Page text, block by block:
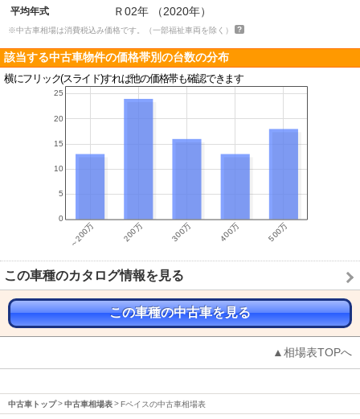
平均年式 Ｒ02年 （2020年）
※中古車相場は消費税込み価格です。（一部福祉車両を除く）
該当する中古車物件の価格帯別の台数の分布
横にフリック(スライド)すれば他の価格帯も確認できます
この車種のカタログ情報を見る
この車種の中古車を見る
▲相場表TOPへ
中古車トップ 中古車相場表 Fペイスの中古車相場表